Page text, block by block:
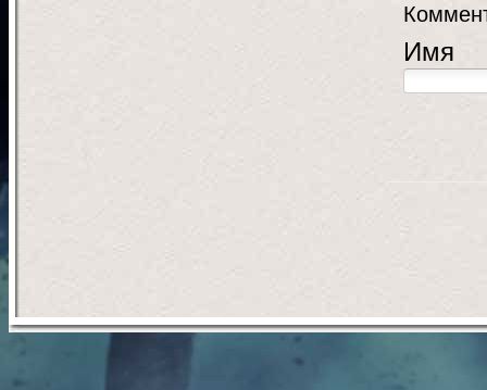
Имя